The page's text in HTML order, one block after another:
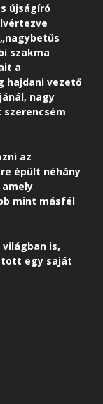
újságíró
szakma
a
hajdani vezető
nagy
az
épült néhány
mint másfél
világban is,
egy saját